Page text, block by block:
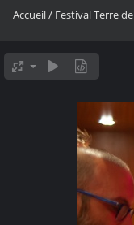
Accueil/ Festival Terre